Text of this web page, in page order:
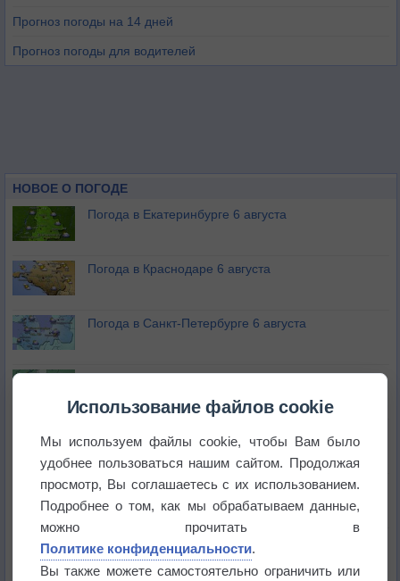
Прогноз погоды на 14 дней
Прогноз погоды для водителей
НОВОЕ О ПОГОДЕ
Погода в Екатеринбурге 6 августа
Погода в Краснодаре 6 августа
Погода в Санкт-Петербурге 6 августа
Погода в Москве 6 августа
историю
В Центральной России наступают самые жаркие
дни этого лета
Дневная температура воздуха в ОАЭ превысила
+51°
Использование файлов cookie
Мы используем файлы cookie, чтобы Вам было
удобнее пользоваться нашим сайтом. Продолжая
просмотр, Вы соглашаетесь с их использованием.
Подробнее о том, как мы обрабатываем данные,
можно прочитать в
Политике конфиденциальности.
Вы также можете самостоятельно ограничить или